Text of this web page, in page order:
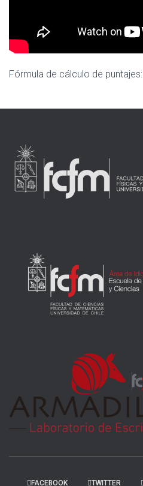
Fórmula de cálculo de puntajes:
FACEBOOK TWITTER